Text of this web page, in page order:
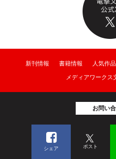
新刊情報 書籍情報 人気作品
メディアワークス
お問い
シェア ポスト